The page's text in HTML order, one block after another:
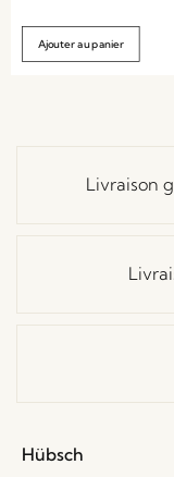
Ajouter au panier
Livraison
Hübsch